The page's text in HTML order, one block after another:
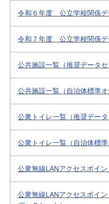
令和６年度 公立学校関係デ
令和７年度 公立学校関係デ
公共施設一覧（推奨データセ
公共施設一覧（自治体標準オ
公衆トイレ一覧（推奨データ
公衆トイレ一覧（自治体標準
公衆無線LANアクセスポイン
公衆無線LANアクセスポイ